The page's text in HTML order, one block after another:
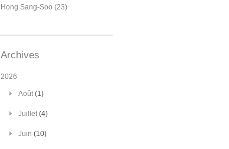
Hong Sang-Soo (23)
Archives
2026
Août(1)
Juillet(4)
Juin (10)